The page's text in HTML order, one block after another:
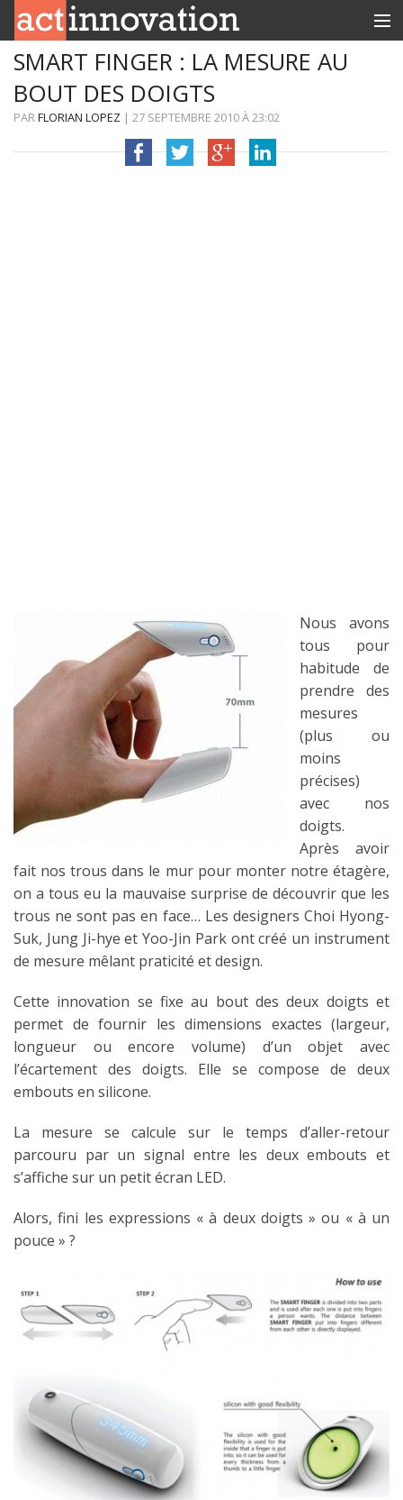
RUBRIQUES
INNOBOX
SMART FINGER : LA MESURE AU
BOUT DES DOIGTS
PARFLORIAN LOPEZ | 27 SEPTEMBRE 2010À23:02
Nous avons
tous pour
habitude de
prendre des
mesures
(plus ou
moins
précises)
avec nos
doigts.
Après avoir
fait nos trous dans le mur pour monter notre étagère,
on a tous eu la mauvaise surprise de découvrir que les
trous ne sont pas en face… Les designers Choi Hyong-
Suk, Jung Ji-hye et Yoo-Jin Park ont créé un instrument
de mesure mêlant praticité et design.
Cette innovation se fixe au bout des deux doigts et
permet de fournir les dimensions exactes (largeur,
longueur ou encore volume) d’un objet avec
l’écartement des doigts. Elle se compose de deux
embouts en silicone.
La mesure se calcule sur le temps d’aller-retour
parcouru par un signal entre les deux embouts et
s’affiche sur un petit écran LED.
Alors, fini les expressions « à deux doigts » ou « à un
pouce » ?